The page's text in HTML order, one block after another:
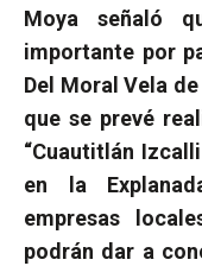
Moya señaló
importante por
Del Moral Vela
que se prevé
“Cuautitlán
en la
empresas
podrán dar a